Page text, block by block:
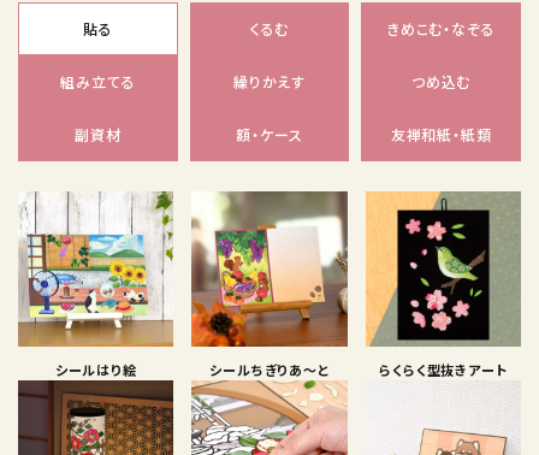
貼る くるむ きめこむ・なぞる
組み立てる 繰りかえす つめ込む
副資材 額・ケース 友禅和紙・紙類
シールはり絵 シールちぎりあ〜と らくらく型抜きアート